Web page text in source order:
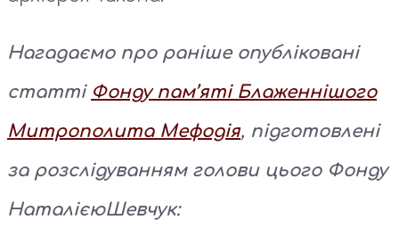
Нагадаємо про раніше опубліковані
статті Фонду пам’яті Блаженнішого
Митрополита Мефодія, підготовлені
за розслідуванням голови цього Фонду
НаталієюШевчук: